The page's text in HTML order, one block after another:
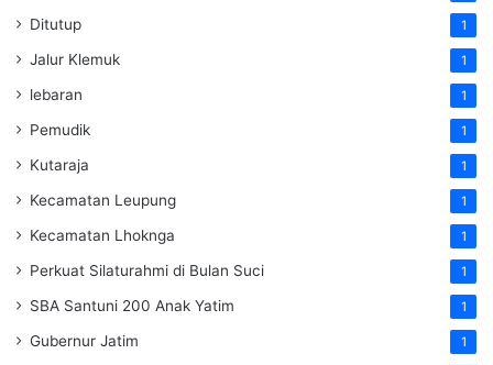
Ditutup 1
Jalur Klemuk 1
lebaran 1
Pemudik 1
Kutaraja 1
Kecamatan Leupung 1
Kecamatan Lhoknga 1
Perkuat Silaturahmi di Bulan Suci 1
SBA Santuni 200 Anak Yatim 1
Gubernur Jatim 1